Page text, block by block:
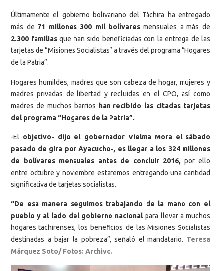
Últimamente el gobierno bolivariano del Táchira ha entregado
más de 71 millones 300 mil bolívaresmensuales a más de
2.300 familiasque han sido beneficiadas con la entrega de las
tarjetas de “Misiones Socialistas” a través del programa “Hogares
de la Patria”.
Hogares humildes, madres que son cabeza de hogar, mujeres y
madres privadas de libertad y recluidas en el CPO, así como
madres de muchos barrios han recibido las citadas tarjetas
del programa “Hogares de la Patria”.
-El objetivo- dijo el gobernador Vielma Mora el sábado
pasado de gira por Ayacucho-, es llegar a los 324 millones
de bolívares mensuales antes de concluir 2016, por ello
entre octubre y noviembre estaremos entregando una cantidad
significativa de tarjetas socialistas.
“De esa manera seguimos trabajando de la mano con el
pueblo y al lado del gobierno nacionalpara llevar a muchos
hogares tachirenses, los beneficios de las Misiones Socialistas
destinadas a bajar la pobreza”, señaló el mandatario. Teresa
Márquez Soto/ Fotos: Archivo.